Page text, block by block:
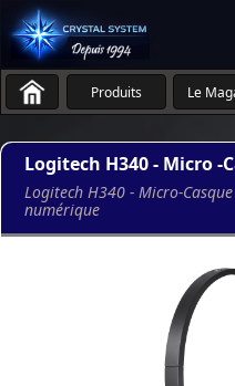
Produits Le
Logitech H340 - Micro -
Logitech H340 - Micro-
numérique